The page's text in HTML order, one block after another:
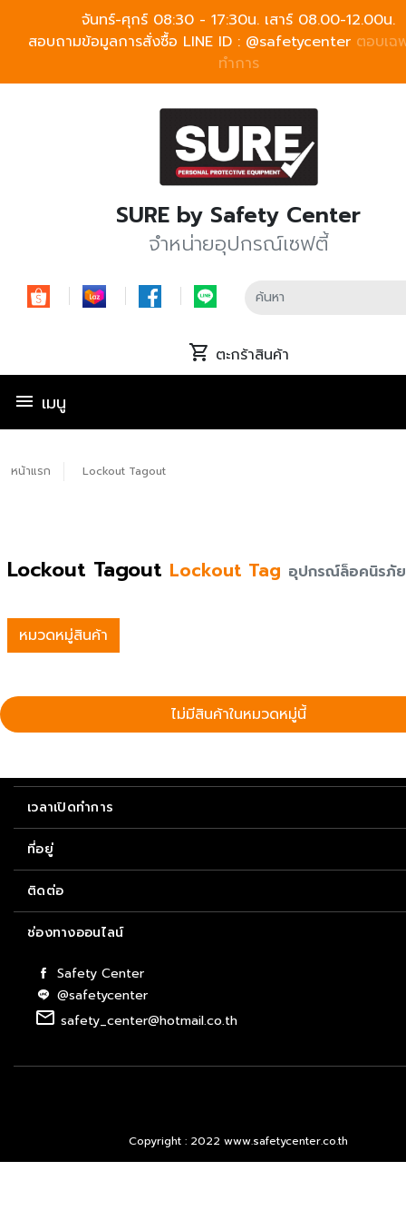
จันทร์-ศุกร์ 08:30 - 17:30น. เสาร์ 08.00-12.00น.
สอบถามข้อมูลการสั่งซื้อ LINE ID : @safetycenter ตอบเฉ
ทำการ
SURE by Safety Center
จำหน่ายอุปกรณ์เซฟตี้
shopping_cart ตะกร้าสินค้า
menu เมนู
หน้าแรก Lockout Tagout
Lockout Tagout Lockout Tag อุปกรณ์ล็อคนิรภั
หมวดหมู่สินค้า
ไม่มีสินค้าในหมวดหมู่นี้
เวลาเปิดทำการ
ที่อยู่
ติดต่อ
ช่องทางออนไลน์
Safety Center
@safetycenter
email safety_center@hotmail.co.th
Copyright : 2022 www.safetycenter.co.th